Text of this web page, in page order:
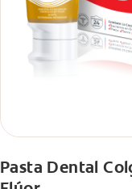
Pasta Dental